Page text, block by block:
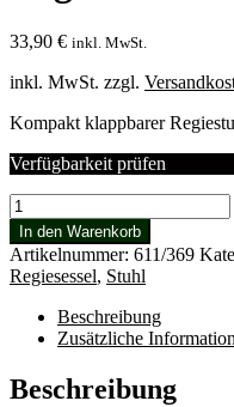
33,90 € inkl. MwSt.
inkl. MwSt. zzgl.
Kompakt klappbarer
Verfügbarkeit prüfen
Regiestuhl
Smart
Menge
In den Warenkorb
Artikelnummer: 611/369
Regiesessel, Stuhl
Beschreibung
Zusätzliche Information
Beschreibung